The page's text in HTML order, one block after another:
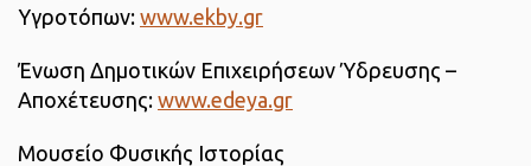
Υγροτόπων: www.ekby.gr
Ένωση Δημοτικών Επιχειρήσεων Ύδρευσης –
Αποχέτευσης: www.edeya.gr
Μουσείο Φυσικής Ιστορίας